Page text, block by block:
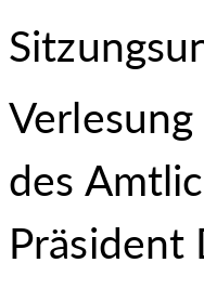
des
Präsident